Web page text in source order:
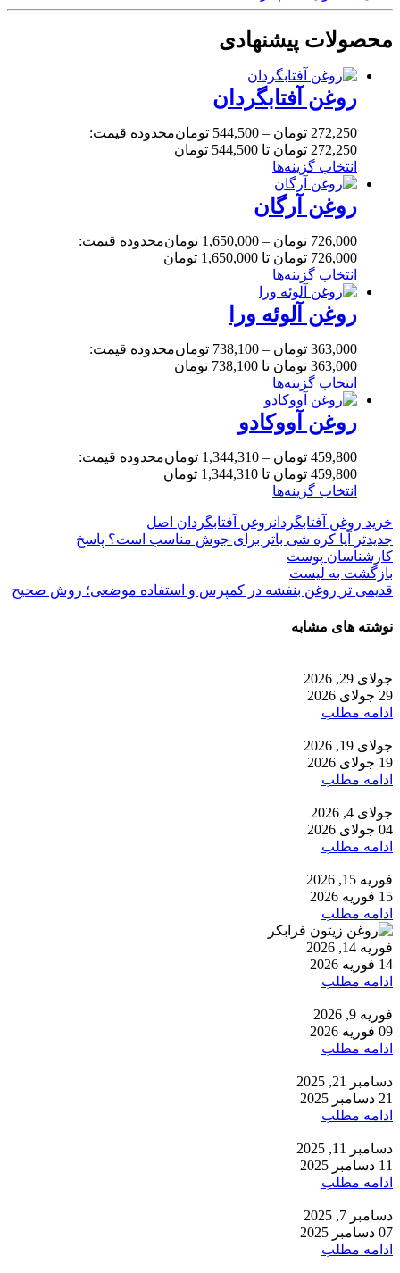
محصولات پیشنهادی
روغن آفتابگردان
272,250 تومان –
544,500 تومانمحدوده قیمت:
272,250 تومان تا 544,500 تومان
انتخاب گزینه‌ها
روغن آرگان
726,000 تومان –
1,650,000 تومانمحدوده قیمت:
726,000 تومان تا 1,650,000 تومان
انتخاب گزینه‌ها
روغن آلوئه ورا
363,000 تومان –
738,100 تومانمحدوده قیمت:
363,000 تومان تا 738,100 تومان
انتخاب گزینه‌ها
روغن آووکادو
459,800 تومان –
1,344,310 تومانمحدوده قیمت:
459,800 تومان تا 1,344,310 تومان
انتخاب گزینه‌ها
خرید روغن آفتابگردانروغن آفتابگردان اصل
جدیدتر
آیا کره شی باتر برای جوش مناسب است؟ پاسخ
کارشناسان پوست
بازگشت به لیست
قدیمی تر روغن بنفشه در کمپرس و استفاده موضعی؛ روش صحیح
نوشته های مشابه
جولای 29, 2026
29 جولای 2026
ادامه مطلب
جولای 19, 2026
19 جولای 2026
ادامه مطلب
جولای 4, 2026
04 جولای 2026
ادامه مطلب
فوریه 15, 2026
15 فوریه 2026
ادامه مطلب
فوریه 14, 2026
14 فوریه 2026
ادامه مطلب
فوریه 9, 2026
09 فوریه 2026
ادامه مطلب
دسامبر 21, 2025
21 دسامبر 2025
ادامه مطلب
دسامبر 11, 2025
11 دسامبر 2025
ادامه مطلب
دسامبر 7, 2025
07 دسامبر 2025
ادامه مطلب